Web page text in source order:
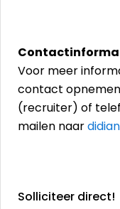
Voor meer
contact opnemen
(recruiter) of
mailen naar
Solliciteer direct!